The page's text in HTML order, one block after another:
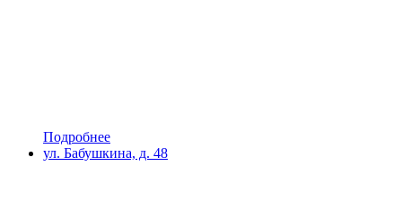
Подробнее
ул. Бабушкина, д. 48